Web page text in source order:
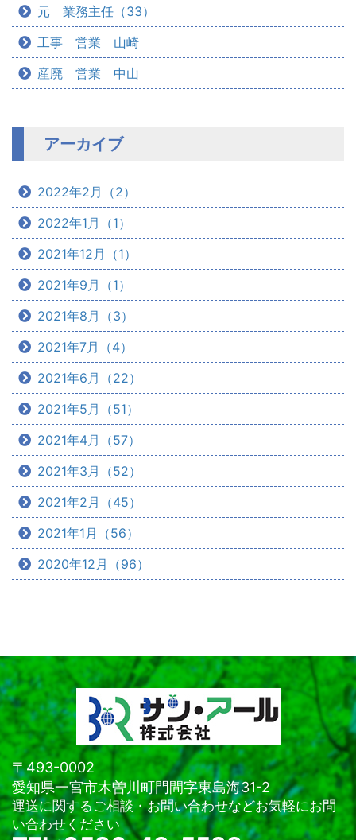
元 業務主任（33）
工事 営業 山崎
産廃 営業 中山
アーカイブ
2022年2月（2）
2022年1月（1）
2021年12月（1）
2021年9月（1）
2021年8月（3）
2021年7月（4）
2021年6月（22）
2021年5月（51）
2021年4月（57）
2021年3月（52）
2021年2月（45）
2021年1月（56）
2020年12月（96）
〒493-0002
愛知県一宮市木曽川町門間字東島海31-2
運送に関するご相談・お問い合わせなどお気軽にお問
い合わせください